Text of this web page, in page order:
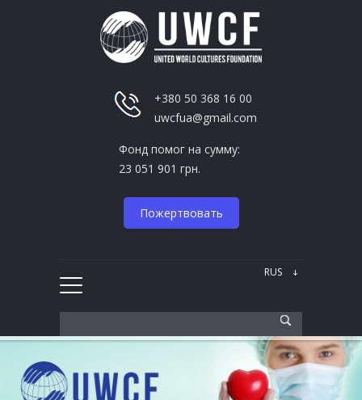
+380 50 368 16 00
uwcfua@gmail.com
Фонд помог на сумму:
23 051 901 грн.
Пожертвовать